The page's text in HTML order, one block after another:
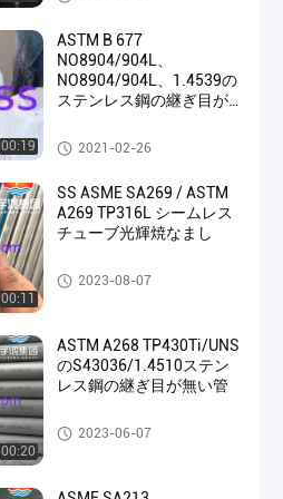
00:19
ASTM B 677
NO8904/904L、
NO8904/904L、1.4539の
ステンレス鋼の継ぎ目が
ステンレス鋼の継ぎ目が無い
管
2021-02-26
00:11
SS ASME SA269 / ASTM
A269 TP316L シームレス
チューブ光輝焼なまし
ステンレス鋼の継ぎ目が無い
管
2023-08-07
00:20
ASTM A268 TP430Ti/UNS
のS43036/1.4510ステン
レス鋼の継ぎ目が無い管
ステンレス鋼の継ぎ目が無い
管
2023-06-07